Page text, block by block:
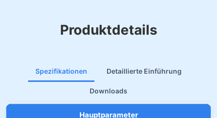
Produktdetails
Spezifikationen Detaillierte Einführung
Downloads
Hauptparameter